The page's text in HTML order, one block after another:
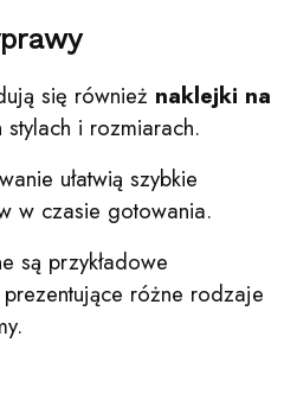
się również naklejki na
stylach i rozmiarach.
ułatwią szybkie
w czasie gotowania.
są przykładowe
różne rodzaje